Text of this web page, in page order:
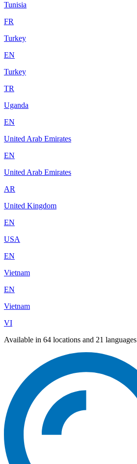
Tunisia
FR
Turkey
EN
Turkey
TR
Uganda
EN
United Arab Emirates
EN
United Arab Emirates
AR
United Kingdom
EN
USA
EN
Vietnam
EN
Vietnam
VI
Available in 64 locations and 21 languages